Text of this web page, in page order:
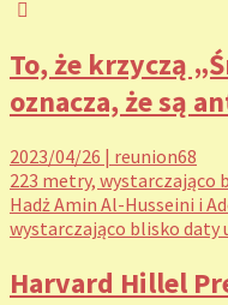
To, że krzyczą
oznacza, że są
2023/04/26 | reunion68
223 metry, wystarczająco
Hadż Amin Al-Husseini i
wystarczająco blisko daty
Harvard Hillel